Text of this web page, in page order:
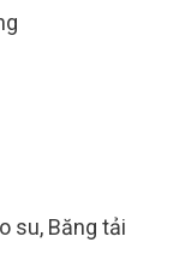
su, Băng tải